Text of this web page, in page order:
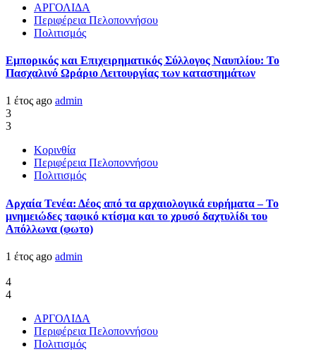
ΑΡΓΟΛΙΔΑ
Περιφέρεια Πελοποννήσου
Πολιτισμός
Εμπορικός και Επιχειρηματικός Σύλλογος Ναυπλίου: Το
Πασχαλινό Ωράριο Λειτουργίας των καταστημάτων
1 έτος ago admin
3
3
Κορινθία
Περιφέρεια Πελοποννήσου
Πολιτισμός
Αρχαία Τενέα: Δέος από τα αρχαιολογικά ευρήματα – Το
μνημειώδες ταφικό κτίσμα και το χρυσό δαχτυλίδι του
Απόλλωνα (φωτο)
1 έτος ago admin
4
4
ΑΡΓΟΛΙΔΑ
Περιφέρεια Πελοποννήσου
Πολιτισμός